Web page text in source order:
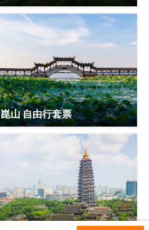
崑山 自由行套票